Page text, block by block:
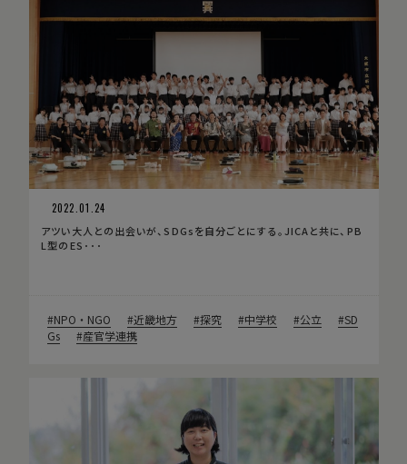
2022.01.24
アツい大人との出会いが、SDGsを自分ごとにする。JICAと共に、PB
L型のES･･･
NPO・NGO 近畿地方 探究 中学校 公立
SD
Gs
産官学連携